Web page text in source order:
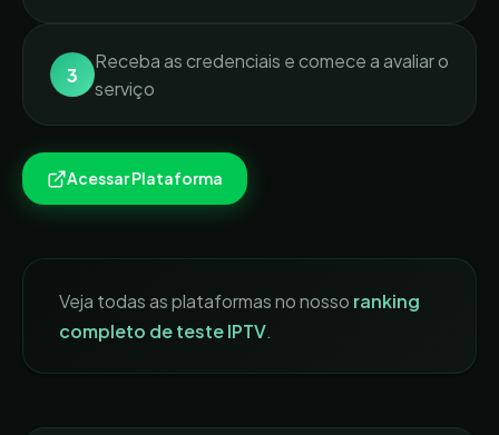
3
Receba as credenciais e comece a avaliar o
serviço
Acessar Plataforma
Veja todas as plataformas no nosso ranking
completo de teste IPTV.